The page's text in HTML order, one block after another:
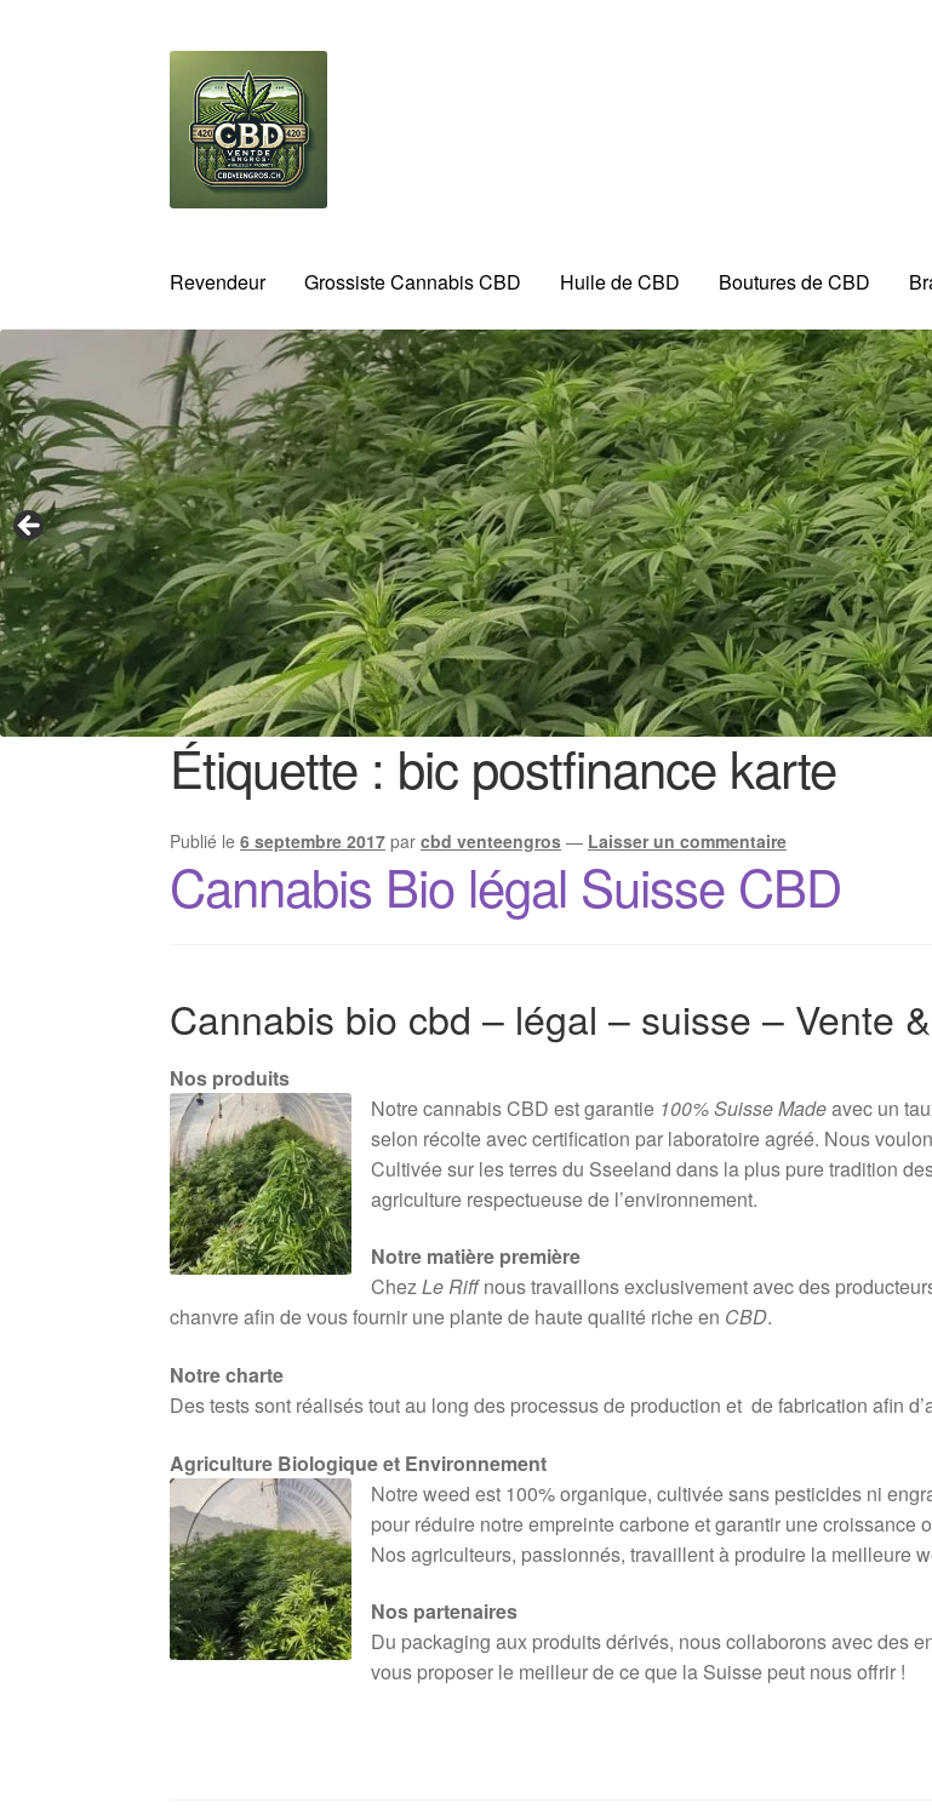
navigation
contenu
Revendeur Grossiste Cannabis CBD Huile de CBD Boutures de CBD
Étiquette : bic postfinance karte
Publié le6 septembre 2017 parcbd venteengros — Laisser un commentaire
Cannabis Bio légal Suisse CBD
Cannabis bio cbd – légal – suisse – Vente
Nos produits
Notre cannabis CBD est garantie 100% Suisse Madeavec un
selon récolte avec certification par laboratoire agréé. Nous
Cultivée sur les terres du Sseeland dans la plus pure tradition
agriculture respectueuse de l’environnement.
Notre matière première
ChezLe Riffnous travaillons exclusivement avec des
chanvre afin de vous fournir une plante de haute qualité riche en CBD.
Notre charte
Des tests sont réalisés tout au long des processus de production et de fabrication afin
Agriculture Biologique et Environnement
Notre weed est 100% organique, cultivée sans pesticides ni
pour réduire notre empreinte carbone et garantir une croissance
Nos agriculteurs, passionnés, travaillent à produire la meilleure
Nos partenaires
Du packaging aux produits dérivés, nous collaborons avec des
vous proposer le meilleur de ce que la Suisse peut nous offrir !